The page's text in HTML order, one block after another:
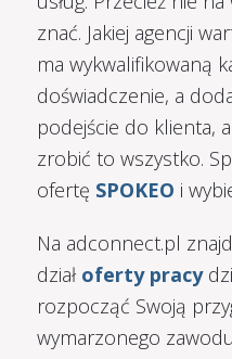
znać. Jakiej agencji
ma wykwalifikowaną
doświadczenie, a
podejście do klienta,
zrobić to wszystko.
ofertę SPOKEO i
Na adconnect.pl
dział oferty pracy
rozpocząć Swoją
wymarzonego zawodu